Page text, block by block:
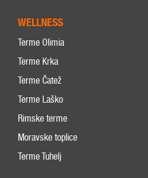
WELLNESS
Terme Olimia
Terme Krka
Terme Čatež
Terme Laško
Rimske terme
Moravske toplice
Terme Tuhelj